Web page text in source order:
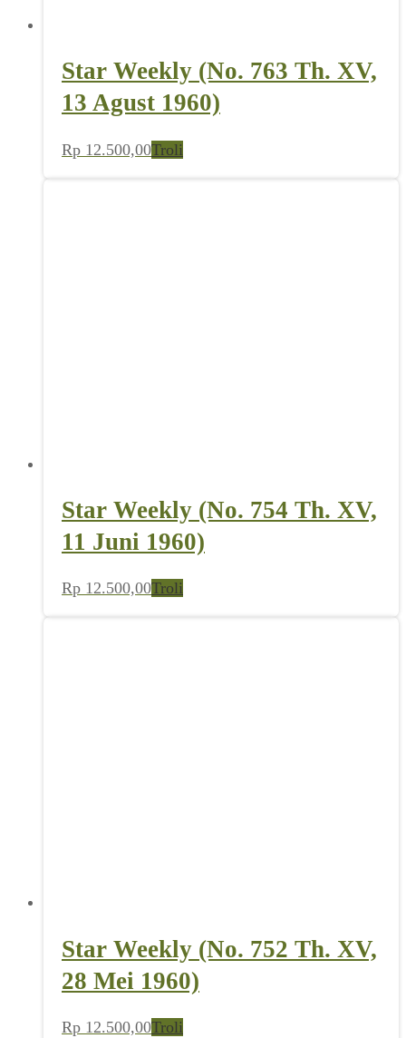
Star Weekly (No. 763 Th. XV,
13 Agust 1960)
Rp 12.500,00Troli
Star Weekly (No. 754 Th. XV,
11 Juni 1960)
Rp 12.500,00Troli
Star Weekly (No. 752 Th. XV,
28 Mei 1960)
Rp 12.500,00Troli